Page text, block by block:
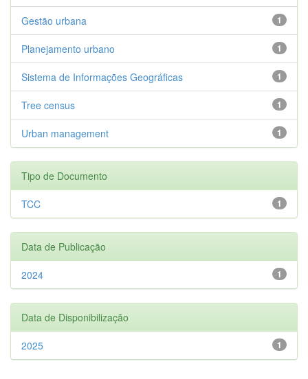
1
Gestão urbana
1
Planejamento urbano
1
Sistema de Informações Geográficas
1
Tree census
1
Urban management
Tipo de Documento
1
TCC
Data de Publicação
1
2024
Data de Disponibilização
1
2025